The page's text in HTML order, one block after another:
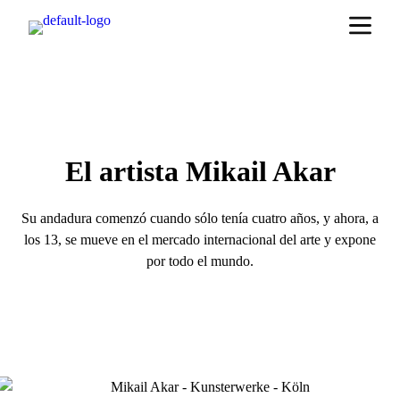
El artista Mikail Akar
Su andadura comenzó cuando sólo tenía cuatro años, y ahora, a
los 13, se mueve en el mercado internacional del arte y expone
por todo el mundo.